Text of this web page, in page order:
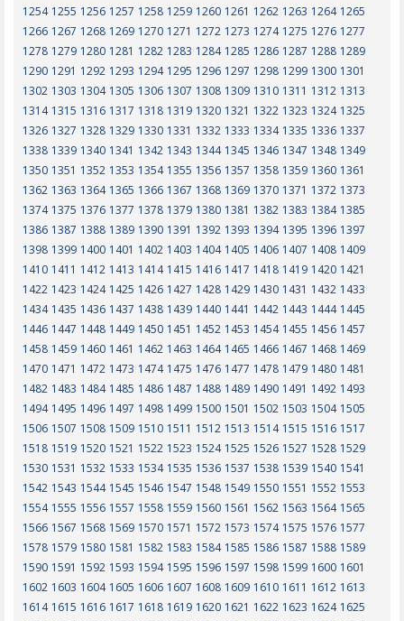
1254 1255 1256 1257 1258 1259 1260 1261 1262 1263 1264 1265
1266 1267 1268 1269 1270 1271 1272 1273 1274 1275 1276 1277
1278 1279 1280 1281 1282 1283 1284 1285 1286 1287 1288 1289
1290 1291 1292 1293 1294 1295 1296 1297 1298 1299 1300 1301
1302 1303 1304 1305 1306 1307 1308 1309 1310 1311 1312 1313
1314 1315 1316 1317 1318 1319 1320 1321 1322 1323 1324 1325
1326 1327 1328 1329 1330 1331 1332 1333 1334 1335 1336 1337
1338 1339 1340 1341 1342 1343 1344 1345 1346 1347 1348 1349
1350 1351 1352 1353 1354 1355 1356 1357 1358 1359 1360 1361
1362 1363 1364 1365 1366 1367 1368 1369 1370 1371 1372 1373
1374 1375 1376 1377 1378 1379 1380 1381 1382 1383 1384 1385
1386 1387 1388 1389 1390 1391 1392 1393 1394 1395 1396 1397
1398 1399 1400 1401 1402 1403 1404 1405 1406 1407 1408 1409
1410 1411 1412 1413 1414 1415 1416 1417 1418 1419 1420 1421
1422 1423 1424 1425 1426 1427 1428 1429 1430 1431 1432 1433
1434 1435 1436 1437 1438 1439 1440 1441 1442 1443 1444 1445
1446 1447 1448 1449 1450 1451 1452 1453 1454 1455 1456 1457
1458 1459 1460 1461 1462 1463 1464 1465 1466 1467 1468 1469
1470 1471 1472 1473 1474 1475 1476 1477 1478 1479 1480 1481
1482 1483 1484 1485 1486 1487 1488 1489 1490 1491 1492 1493
1494 1495 1496 1497 1498 1499 1500 1501 1502 1503 1504 1505
1506 1507 1508 1509 1510 1511 1512 1513 1514 1515 1516 1517
1518 1519 1520 1521 1522 1523 1524 1525 1526 1527 1528 1529
1530 1531 1532 1533 1534 1535 1536 1537 1538 1539 1540 1541
1542 1543 1544 1545 1546 1547 1548 1549 1550 1551 1552 1553
1554 1555 1556 1557 1558 1559 1560 1561 1562 1563 1564 1565
1566 1567 1568 1569 1570 1571 1572 1573 1574 1575 1576 1577
1578 1579 1580 1581 1582 1583 1584 1585 1586 1587 1588 1589
1590 1591 1592 1593 1594 1595 1596 1597 1598 1599 1600 1601
1602 1603 1604 1605 1606 1607 1608 1609 1610 1611 1612 1613
1614 1615 1616 1617 1618 1619 1620 1621 1622 1623 1624 1625